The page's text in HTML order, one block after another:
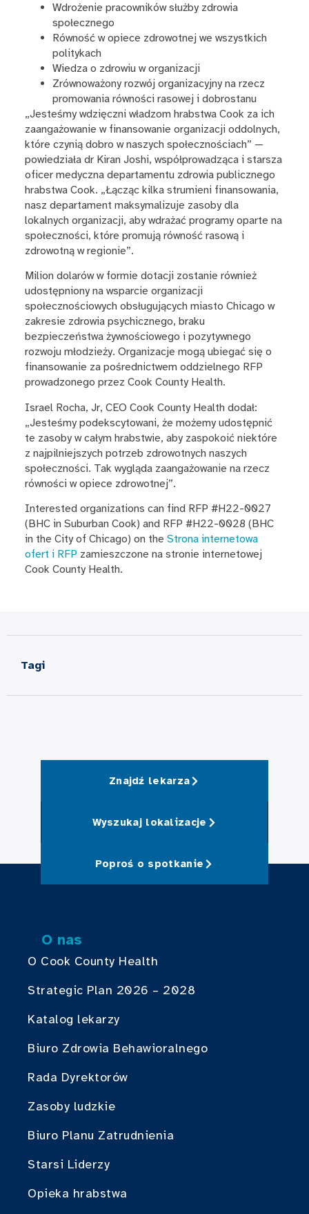
Wdrożenie pracowników służby zdrowia
społecznego
Równość w opiece zdrowotnej we wszystkich
politykach
Wiedza o zdrowiu w organizacji
Zrównoważony rozwój organizacyjny na rzecz
promowania równości rasowej i dobrostanu
„Jesteśmy wdzięczni władzom hrabstwa Cook za ich
zaangażowanie w finansowanie organizacji oddolnych,
które czynią dobro w naszych społecznościach” —
powiedziała dr Kiran Joshi, współprowadząca i starsza
oficer medyczna departamentu zdrowia publicznego
hrabstwa Cook. „Łącząc kilka strumieni finansowania,
nasz departament maksymalizuje zasoby dla
lokalnych organizacji, aby wdrażać programy oparte na
społeczności, które promują równość rasową i
zdrowotną w regionie”.
Milion dolarów w formie dotacji zostanie również
udostępniony na wsparcie organizacji
społecznościowych obsługujących miasto Chicago w
zakresie zdrowia psychicznego, braku
bezpieczeństwa żywnościowego i pozytywnego
rozwoju młodzieży. Organizacje mogą ubiegać się o
finansowanie za pośrednictwem oddzielnego RFP
prowadzonego przez Cook County Health.
Israel Rocha, Jr, CEO Cook County Health dodał:
„Jesteśmy podekscytowani, że możemy udostępnić
te zasoby w całym hrabstwie, aby zaspokoić niektóre
z najpilniejszych potrzeb zdrowotnych naszych
społeczności. Tak wygląda zaangażowanie na rzecz
równości w opiece zdrowotnej”.
Interested organizations can find RFP #H22-0027
(BHC in Suburban Cook) and RFP #H22-0028 (BHC
in the City of Chicago) on the Strona internetowa
ofert i RFPzamieszczone na stronie internetowej
Cook County Health.
Tagi
Znajdź lekarza
Wyszukaj lokalizacje
Poproś o spotkanie
O nas
O Cook County Health
Strategic Plan 2026 – 2028
Katalog lekarzy
Biuro Zdrowia Behawioralnego
Rada Dyrektorów
Zasoby ludzkie
Biuro Planu Zatrudnienia
Starsi Liderzy
Opieka hrabstwa